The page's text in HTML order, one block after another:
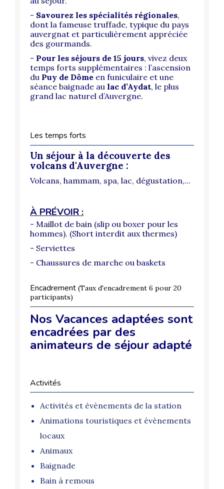
- Savourez les spécialités régionales,
dont la fameuse truffade, typique du pays
auvergnat et particulièrement appréciée
des gourmands.
- Pour les séjours de 15 jours, vivez deux
temps forts supplémentaires : l’ascension
du Puy de Dôme en funiculaire et une
séance baignade au lac d’Aydat, le plus
grand lac naturel d’Auvergne.
Les temps forts
Un séjour à la découverte des
volcans d'Auvergne :
Volcans, hammam, spa, lac, dégustation,...
À PRÉVOIR :
- Maillot de bain (slip ou boxer pour les
hommes). (Short interdit aux thermes)
- Serviettes
- Chaussures de marche ou baskets
Encadrement (Taux d'encadrement 6 pour 20
participants)
Nos Vacances adaptées sont
encadrées par des
animateurs de séjour adapté
Activités
Activités et évènements de la station
Animations touristiques et évènements
locaux
Animaux
Baignade
Bain à remous